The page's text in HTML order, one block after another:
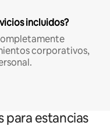
incluidos?
corporativos,
para estancias